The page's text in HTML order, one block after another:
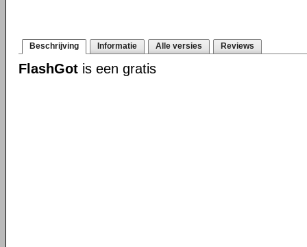
Beschrijving Informatie Alle versies Reviews
FlashGot is een gratis